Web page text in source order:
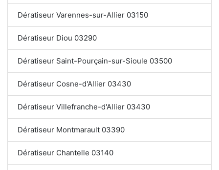
Dératiseur Varennes-sur-Allier 03150
Dératiseur Diou 03290
Dératiseur Saint-Pourçain-sur-Sioule 03500
Dératiseur Cosne-d'Allier 03430
Dératiseur Villefranche-d'Allier 03430
Dératiseur Montmarault 03390
Dératiseur Chantelle 03140